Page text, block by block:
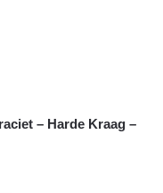
– Harde Kraag –